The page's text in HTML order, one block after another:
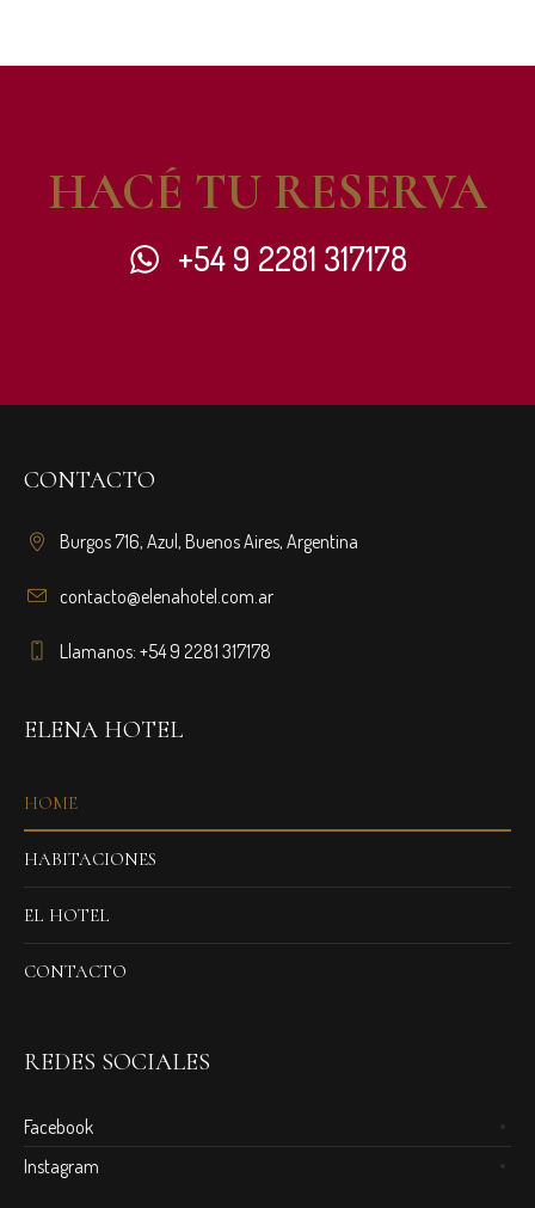
HACÉ TU RESERVA
+54 9 2281 317178
CONTACTO
Burgos 716, Azul, Buenos Aires, Argentina
contacto@elenahotel.com.ar
Llamanos: +54 9 2281 317178
ELENA HOTEL
HOME
HABITACIONES
EL HOTEL
CONTACTO
REDES SOCIALES
Facebook
Instagram